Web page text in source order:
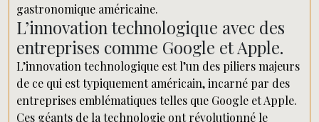
gastronomique américaine.
L’innovation technologique avec des
entreprises comme Google et Apple.
L’innovation technologique est l’un des piliers majeurs
de ce qui est typiquement américain, incarné par des
entreprises emblématiques telles que Google et Apple.
Ces géants de la technologie ont révolutionné le